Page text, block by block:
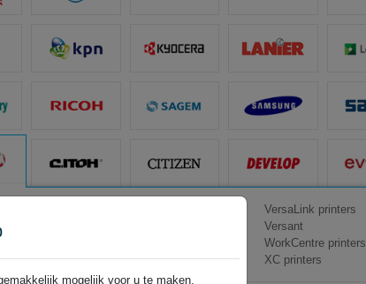
PrimeLink
VersaLink printers
Versant
WorkCentre printers
XC printers
mogelijk voor u te maken,